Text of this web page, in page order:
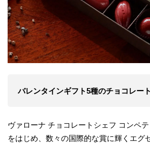
バレンタインギフト5種のチョコレー
ヴァローナ チョコレートシェフ コンペ
をはじめ、数々の国際的な賞に輝くエグ